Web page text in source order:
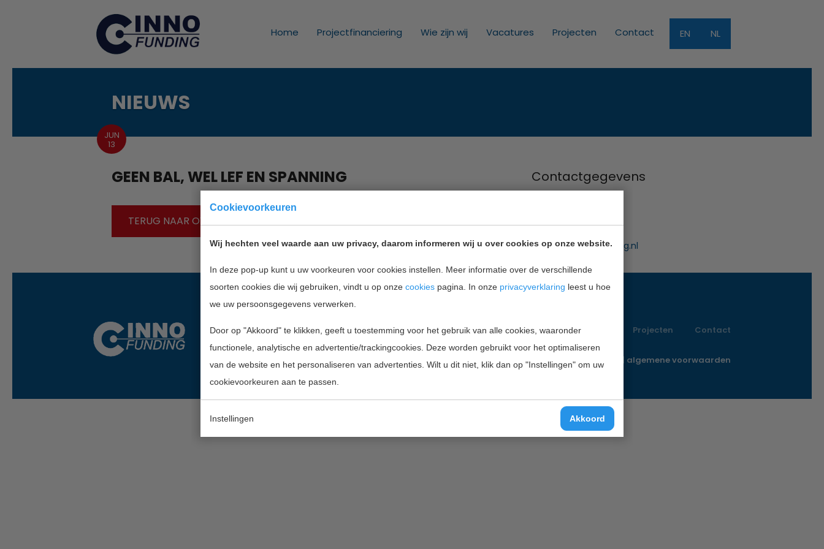
Cookievoorkeuren
Wij hechten veel waarde aan uw privacy, daarom informeren wij u over cookies op onze website.
In deze pop-up kunt u uw voorkeuren voor cookies instellen. Meer informatie over de verschillende
soorten cookies die wij gebruiken, vindt u op onze cookies pagina. In onze privacyverklaring leest u hoe
we uw persoonsgegevens verwerken.
Door op "Akkoord" te klikken, geeft u toestemming voor het gebruik van alle cookies, waaronder
functionele, analytische en advertentie/trackingcookies. Deze worden gebruikt voor het optimaliseren
van de website en het personaliseren van advertenties. Wilt u dit niet, klik dan op "Instellingen" om uw
cookievoorkeuren aan te passen.
Instellingen Akkoord
EN NL
Home Projectfinanciering Wie zijn wij Vacatures Projecten Contact
NIEUWS
JUN
13
GEEN BAL, WEL LEF EN SPANNING
TERUG NAAR OVERZICHT
Contactgegevens
InnoFunding B.V.
2011 NB Haarlem
Mail: info@innofunding.nl
Home Projectfinanciering Wie zijn wij Vacatures Projecten Contact
Copyright 2026 by Innofunding BV | info@innofunding.nl | algemene voorwaarden